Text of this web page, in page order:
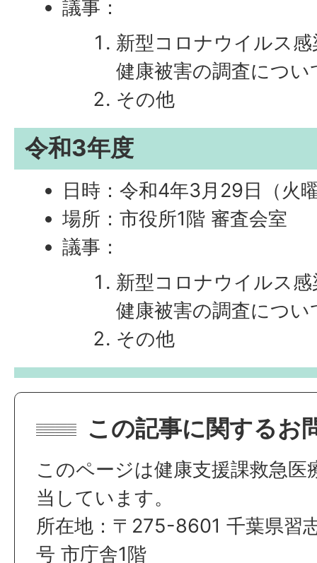
議事：
新型コロナウイルス
健康被害の調査につい
その他
令和3年度
日時：令和4年3月29日（火
場所：市役所1階 審査会室
議事：
新型コロナウイルス
健康被害の調査につい
その他
この記事に関するお
このページは健康支援課救急医
当しています。
所在地：〒275-8601 千葉県習
号 市庁舎1階